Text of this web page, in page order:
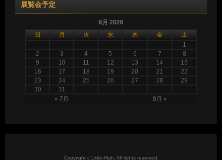
展覧会予定
8月 2026
日
月 火 水 木 金
土
1
2
3 4 5 6 7
8
9
10 11 12 13 14
15
16
17 18 19 20 21
22
23
24 25 26 27 28
29
30
31
« 7月
9月 »
Copyright c Little-High, All rights reserved.